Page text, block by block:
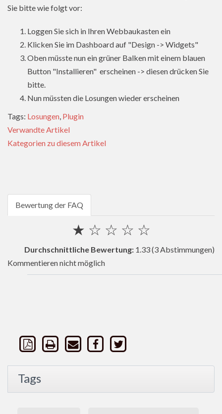
Sie bitte wie folgt vor:
Loggen Sie sich in Ihren Webbaukasten ein
Klicken Sie im Dashboard auf "Design -> Widgets"
Oben müsste nun ein grüner Balken mit einem blauen
Button "Installieren" erscheinen -> diesen drücken Sie
bitte.
Nun müssten die Losungen wieder erscheinen
Tags: Losungen, Plugin
Verwandte Artikel
Kategorien zu diesem Artikel
Bewertung der FAQ
☆
☆
☆
☆
★
Durchschnittliche Bewertung: 1.33(3 Abstimmungen)
Kommentieren nicht möglich
Tags